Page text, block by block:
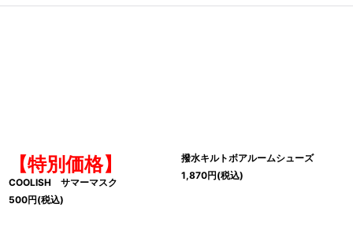
【特別価格】
COOLISH サマーマスク
500円(税込)
撥水キルトボアルームシューズ
1,870円(税込)